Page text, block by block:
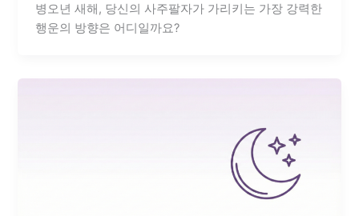
병오년 새해, 당신의 사주팔자가 가리키는 가장 강력한
행운의 방향은 어디일까요?